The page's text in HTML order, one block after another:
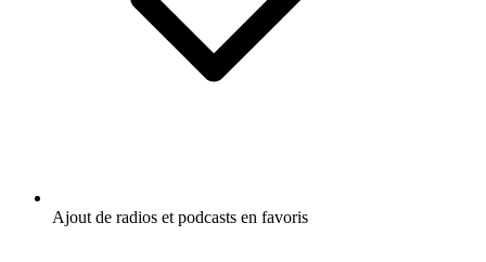
Ajout de radios et podcasts en favoris